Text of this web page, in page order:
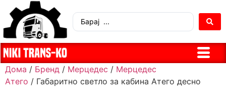
Дома / Бренд / Мерцедес / Мерцедес
Атего / Габаритно светло за кабина Атего десно